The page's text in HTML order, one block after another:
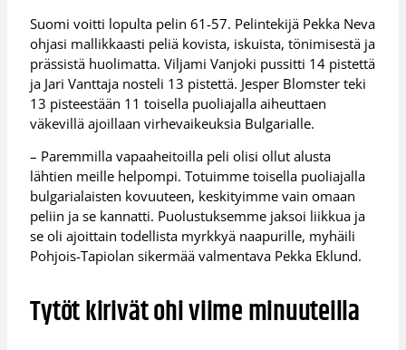
Suomi voitti lopulta pelin 61-57. Pelintekijä Pekka Neva
ohjasi mallikkaasti peliä kovista, iskuista, tönimisestä ja
prässistä huolimatta. Viljami Vanjoki pussitti 14 pistettä
ja Jari Vanttaja nosteli 13 pistettä. Jesper Blomster teki
13 pisteestään 11 toisella puoliajalla aiheuttaen
väkevillä ajoillaan virhevaikeuksia Bulgarialle.
– Paremmilla vapaaheitoilla peli olisi ollut alusta
lähtien meille helpompi. Totuimme toisella puoliajalla
bulgarialaisten kovuuteen, keskityimme vain omaan
peliin ja se kannatti. Puolustuksemme jaksoi liikkua ja
se oli ajoittain todellista myrkkyä naapurille, myhäili
Pohjois-Tapiolan sikermää valmentava Pekka Eklund.
Tytöt kirivät ohi viime minuuteilla